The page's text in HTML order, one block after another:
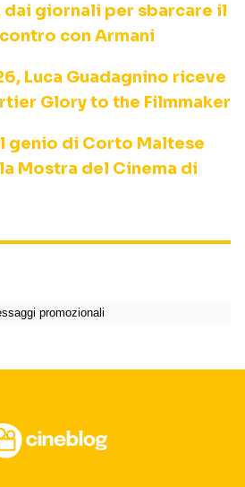
dai giornali per sbarcare il
con Armani
Luca Guadagnino riceve
Glory to the Filmmaker
genio di Corto Maltese
Mostra del Cinema di